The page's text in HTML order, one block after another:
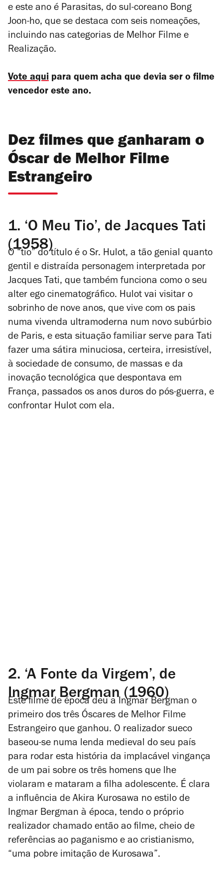
e este ano é Parasitas, do sul-coreano Bong
Joon-ho, que se destaca com seis nomeações,
incluindo nas categorias de Melhor Filme e
Realização.
Vote aqui para quem acha que devia ser o filme
vencedor este ano.
Dez filmes que ganharam o
Óscar de Melhor Filme
Estrangeiro
1. ‘O Meu Tio’, de Jacques Tati
(1958)
O “tio” do título é o Sr. Hulot, a tão genial quanto
gentil e distraída personagem interpretada por
Jacques Tati, que também funciona como o seu
alter ego cinematográfico. Hulot vai visitar o
sobrinho de nove anos, que vive com os pais
numa vivenda ultramoderna num novo subúrbio
de Paris, e esta situação familiar serve para Tati
fazer uma sátira minuciosa, certeira, irresistível,
à sociedade de consumo, de massas e da
inovação tecnológica que despontava em
França, passados os anos duros do pós-guerra, e
confrontar Hulot com ela.
2. ‘A Fonte da Virgem’, de
Ingmar Bergman (1960)
Este filme de época deu a Ingmar Bergman o
primeiro dos três Óscares de Melhor Filme
Estrangeiro que ganhou. O realizador sueco
baseou-se numa lenda medieval do seu país
para rodar esta história da implacável vingança
de um pai sobre os três homens que lhe
violaram e mataram a filha adolescente. É clara
a influência de Akira Kurosawa no estilo de
Ingmar Bergman à época, tendo o próprio
realizador chamado então ao filme, cheio de
referências ao paganismo e ao cristianismo,
“uma pobre imitação de Kurosawa”.